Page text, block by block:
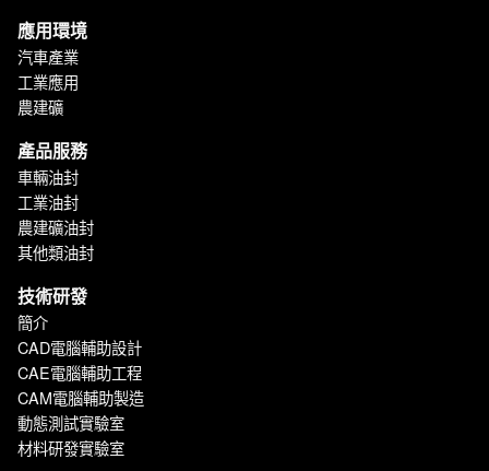
應用環境
汽車產業
工業應用
農建礦
產品服務
車輛油封
工業油封
農建礦油封
其他類油封
技術研發
簡介
CAD電腦輔助設計
CAE電腦輔助工程
CAM電腦輔助製造
動態測試實驗室
材料研發實驗室